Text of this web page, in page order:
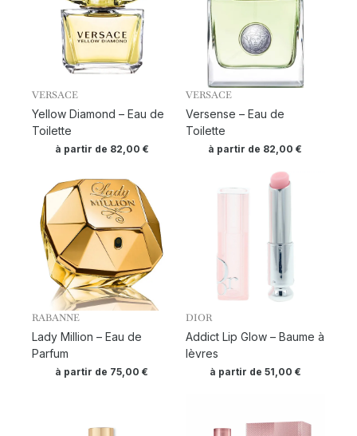
VERSACE
Yellow Diamond – Eau de
Toilette
à partir de 82,00 €
VERSACE
Versense – Eau de
Toilette
à partir de 82,00€
RABANNE
Lady Million – Eau de
Parfum
à partir de 75,00€
DIOR
Addict Lip Glow – Baume à
lèvres
à partir de 51,00 €